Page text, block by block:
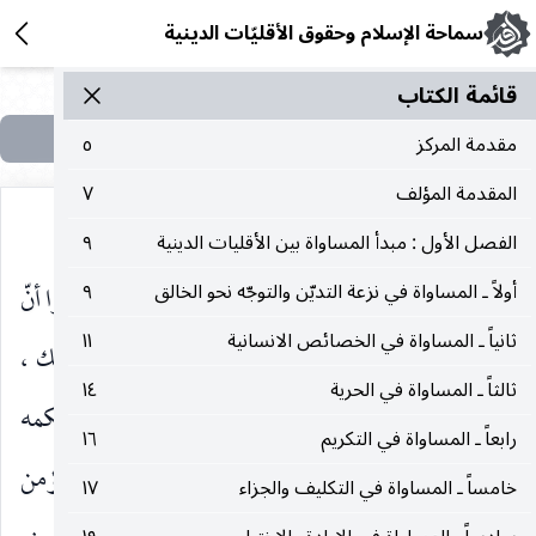
سماحة الإسلام وحقوق الأقليّات الدينية
قائمة الکتاب
مقدمة المركز
٥
المقدمة المؤلف
٧
الفصل الأول : مبدأ المساواة بين الأقليات الدينية
٩
أولاً ـ المساواة في نزعة التديّن والتوجّه نحو الخالق
٩
ثانياً ـ المساواة في الخصائص الانسانية
١١
ثالثاً ـ المساواة في الحرية
١٤
رابعاً ـ المساواة في التكريم
١٦
خامساً ـ المساواة في التكليف والجزاء
١٧
رئيس الخزرج لأنهم كانوا حلفاءه قبل الإسلام ، وظنوا أنّ
سعداً يتساهل معهم ، فوافقهم رسول الله
علىٰ ذلك ،
ولم يصمّم علىٰ حربهم . فحكم سعد بقتلهم ، فنفذ حكمه
في الغادرين . ولو أنهم اختاروا الجلاء إلىٰ حيث يؤمن